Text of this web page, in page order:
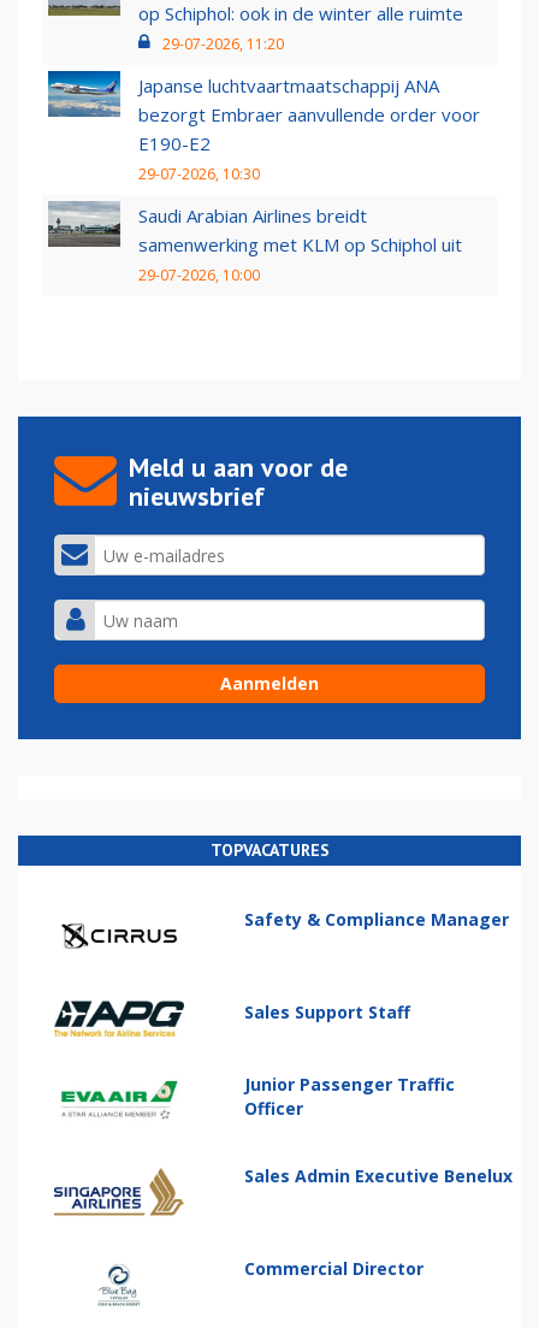
op Schiphol: ook in de winter alle ruimte
29-07-2026, 11:20
Japanse luchtvaartmaatschappij ANA
bezorgt Embraer aanvullende order voor
E190-E2
29-07-2026, 10:30
Saudi Arabian Airlines breidt
samenwerking met KLM op Schiphol uit
29-07-2026, 10:00
Meld u aan voor de
nieuwsbrief
TOPVACATURES
Safety & Compliance Manager
Sales Support Staff
Junior Passenger Traffic
Officer
Sales Admin Executive Benelux
Commercial Director